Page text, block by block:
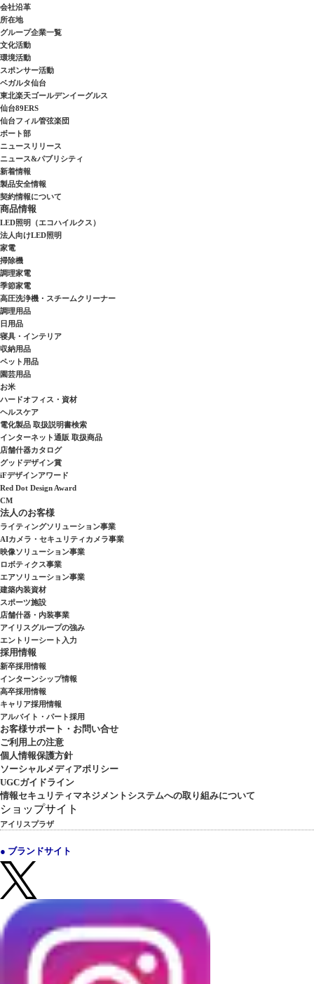
会社沿革
所在地
グループ企業一覧
文化活動
環境活動
スポンサー活動
ベガルタ仙台
東北楽天ゴールデンイーグルス
仙台89ERS
仙台フィル管弦楽団
ボート部
ニュースリリース
ニュース&パブリシティ
新着情報
製品安全情報
契約情報について
商品情報
LED照明（エコハイルクス）
法人向けLED照明
家電
掃除機
調理家電
季節家電
高圧洗浄機・スチームクリーナー
調理用品
日用品
寝具・インテリア
収納用品
ペット用品
園芸用品
お米
ハードオフィス・資材
ヘルスケア
電化製品 取扱説明書検索
インターネット通販 取扱商品
店舗什器カタログ
グッドデザイン賞
iFデザインアワード
Red Dot Design Award
CM
法人のお客様
ライティングソリューション事業
AIカメラ・セキュリティカメラ事業
映像ソリューション事業
ロボティクス事業
エアソリューション事業
建築内装資材
スポーツ施設
店舗什器・内装事業
アイリスグループの強み
エントリーシート入力
採用情報
新卒採用情報
インターンシップ情報
高卒採用情報
キャリア採用情報
アルバイト・パート採用
お客様サポート・お問い合せ
ご利用上の注意
個人情報保護方針
ソーシャルメディアポリシー
UGCガイドライン
情報セキュリティマネジメントシステムへの取り組みについて
ショップサイト
アイリスプラザ
● ブランドサイト